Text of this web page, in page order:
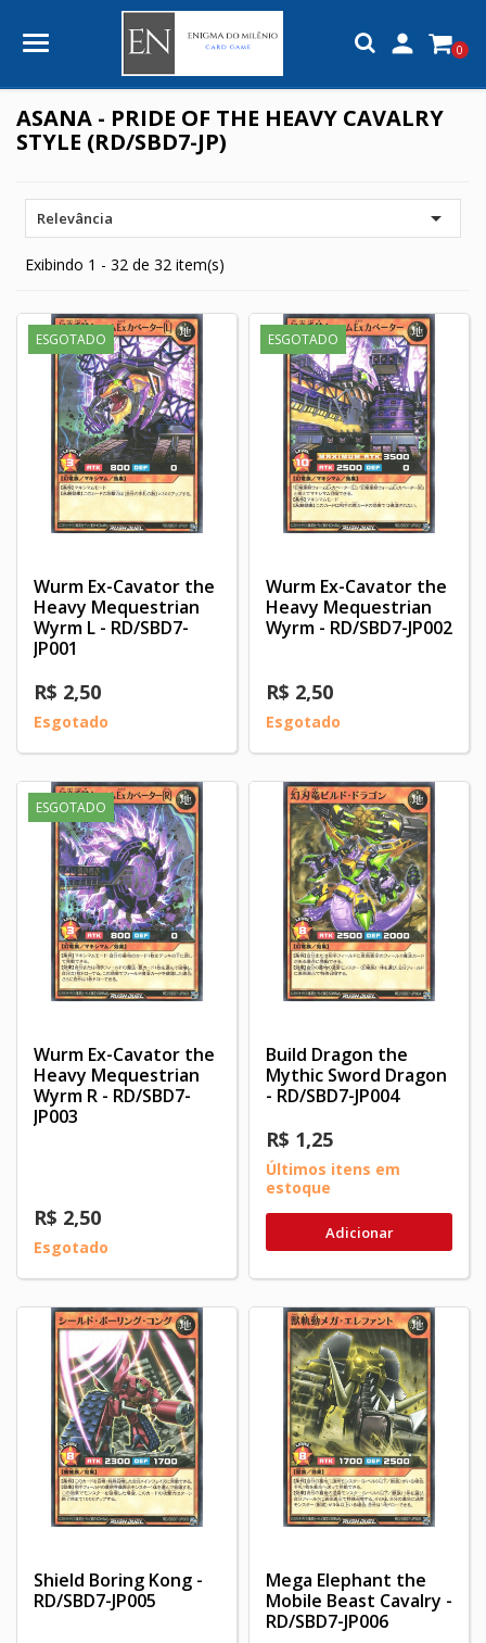
 0
ASANA - PRIDE OF THE HEAVY CAVALRY
STYLE (RD/SBD7-JP)
Relevância 
Exibindo 1 - 32 de 32 item(s)
ESGOTADO
Wurm Ex-Cavator the
Heavy Mequestrian
Wyrm L - RD/SBD7-
JP001
R$ 2,50
Esgotado
ESGOTADO
Wurm Ex-Cavator the
Heavy Mequestrian
Wyrm - RD/SBD7-JP002
R$ 2,50
Esgotado
ESGOTADO
Wurm Ex-Cavator the
Heavy Mequestrian
Wyrm R - RD/SBD7-
JP003
R$ 2,50
Esgotado
Build Dragon the
Mythic Sword Dragon
- RD/SBD7-JP004
R$ 1,25
Últimos itens em
estoque
Adicionar
Shield Boring Kong -
RD/SBD7-JP005
Mega Elephant the
Mobile Beast Cavalry -
RD/SBD7-JP006